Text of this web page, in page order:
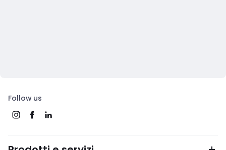
Follow us